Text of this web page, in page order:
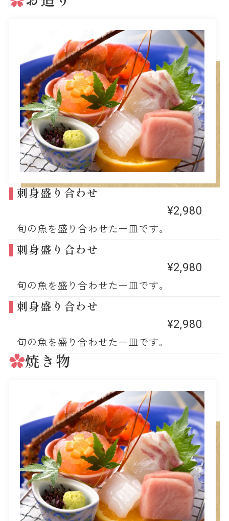
刺身盛り合わせ
¥2,980
旬の魚を盛り合わせた一皿です。
刺身盛り合わせ
¥2,980
旬の魚を盛り合わせた一皿です。
刺身盛り合わせ
¥2,980
旬の魚を盛り合わせた一皿です。
焼き物